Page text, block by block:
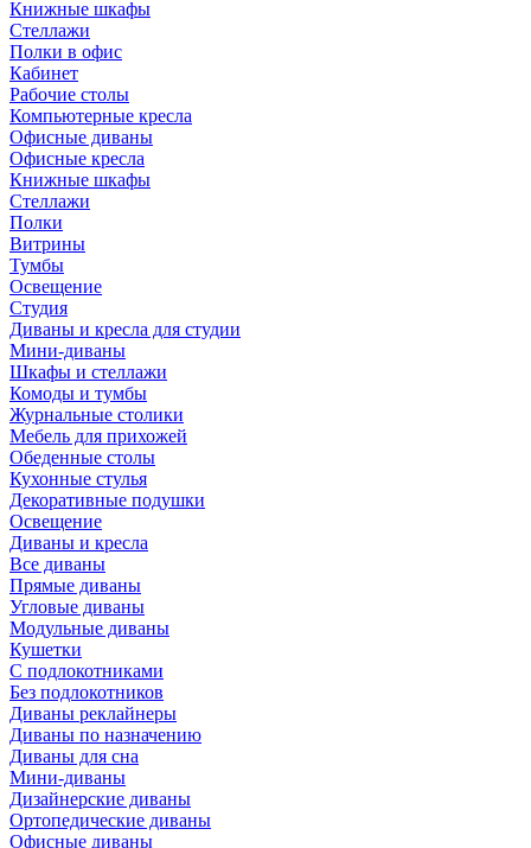
Книжные шкафы
Стеллажи
Полки в офис
Кабинет
Рабочие столы
Компьютерные кресла
Офисные диваны
Офисные кресла
Книжные шкафы
Стеллажи
Полки
Витрины
Тумбы
Освещение
Студия
Диваны и кресла для студии
Мини-диваны
Шкафы и стеллажи
Комоды и тумбы
Журнальные столики
Мебель для прихожей
Обеденные столы
Кухонные стулья
Декоративные подушки
Освещение
Диваны и кресла
Все диваны
Прямые диваны
Угловые диваны
Модульные диваны
Кушетки
С подлокотниками
Без подлокотников
Диваны реклайнеры
Диваны по назначению
Диваны для сна
Мини-диваны
Дизайнерские диваны
Ортопедические диваны
Офисные диваны